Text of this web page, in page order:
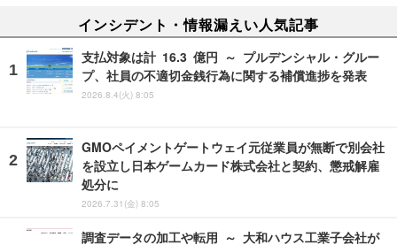
インシデント・情報漏えい人気記事
支払対象は計 16.3 億円 ～ プルデンシャル・グルー
プ、社員の不適切金銭行為に関する補償進捗を発表
2026.8.4(火) 8:05
GMOペイメントゲートウェイ元従業員が無断で別会社
を設立し日本ゲームカード株式会社と契約、懲戒解雇
処分に
2026.7.31(金) 8:05
調査データの加工や転用 ～ 大和ハウス工業子会社が